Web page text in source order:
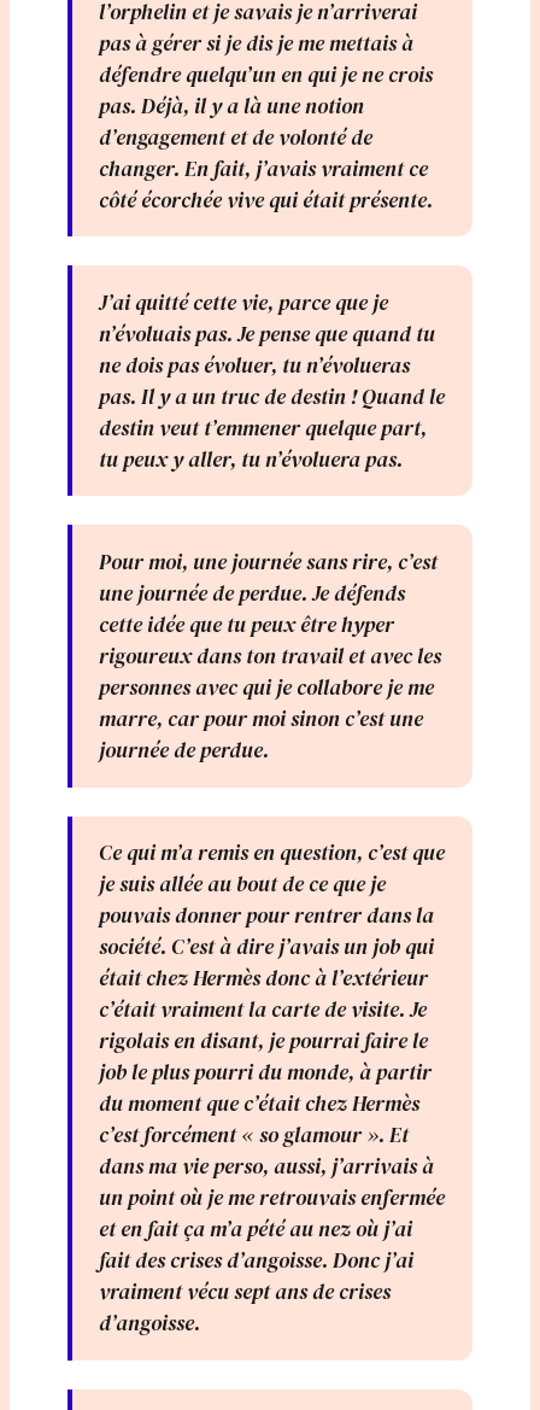
l’orphelin et je savais je n’arriverai
pas à gérer si je dis je me mettais à
défendre quelqu’un en qui je ne crois
pas. Déjà, il y a là une notion
d’engagement et de volonté de
changer. En fait, j’avais vraiment ce
côté écorchée vive qui était présente.
J’ai quitté cette vie, parce que je
n’évoluais pas. Je pense que quand tu
ne dois pas évoluer, tu n’évolueras
pas. Il y a un truc de destin ! Quand le
destin veut t’emmener quelque part,
tu peux y aller, tu n’évoluera pas.
Pour moi, une journée sans rire, c’est
une journée de perdue. Je défends
cette idée que tu peux être hyper
rigoureux dans ton travail et avec les
personnes avec qui je collabore je me
marre, car pour moi sinon c’est une
journée de perdue.
Ce qui m’a remis en question, c’est que
je suis allée au bout de ce que je
pouvais donner pour rentrer dans la
société. C’est à dire j’avais un job qui
était chez Hermès donc à l’extérieur
c’était vraiment la carte de visite. Je
rigolais en disant, je pourrai faire le
job le plus pourri du monde, à partir
du moment que c’était chez Hermès
c’est forcément « so glamour ». Et
dans ma vie perso, aussi, j’arrivais à
un point où je me retrouvais enfermée
et en fait ça m’a pété au nez où j’ai
fait des crises d’angoisse. Donc j’ai
vraiment vécu sept ans de crises
d’angoisse.